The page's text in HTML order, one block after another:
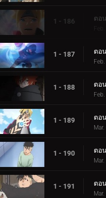
1 - 186 ตอ
1 - 187 ตอ
1 - 188 ตอ
1 - 189 ตอ
1 - 190 ตอ
1 - 191 ตอ